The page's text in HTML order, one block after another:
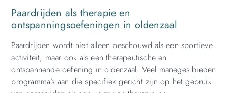
Paardrijden als therapie en
ontspanningsoefeningen in oldenzaal
Paardrijden wordt niet alleen beschouwd als een sportieve
activiteit, maar ook als een therapeutische en
ontspannende oefening in oldenzaal. Veel maneges bieden
programma’s aan die specifiek gericht zijn op het gebruik